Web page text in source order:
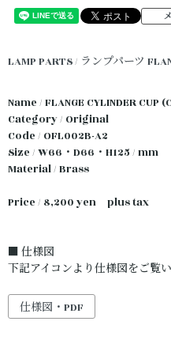
LAMP PARTS / ランプパーツ
Name / FLANGE CYLINDER CUP
Category / Original
Code / OFL002B-A2
Size / W66・D66・H125 / mm
Material / Brass
Price / 8,200 yen plus tax
■ 仕様図
下記アイコンより仕様図をご覧い
仕様図・PDF